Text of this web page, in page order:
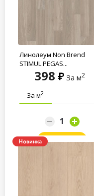
Линолеум Non Brend
STIMUL PEGAS...
398 За м2
За м2
Заказать